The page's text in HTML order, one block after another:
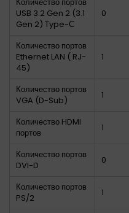
Количество портов
USB 3.2 Gen 2 (3.1
Gen 2) Type-С
0
Количество портов
Ethernet LAN ( RJ-
45)
1
Количество портов
VGA (D-Sub)
1
Количество HDMI
портов
1
Количество портов
DVI-D
0
Количество портов
PS/2
1